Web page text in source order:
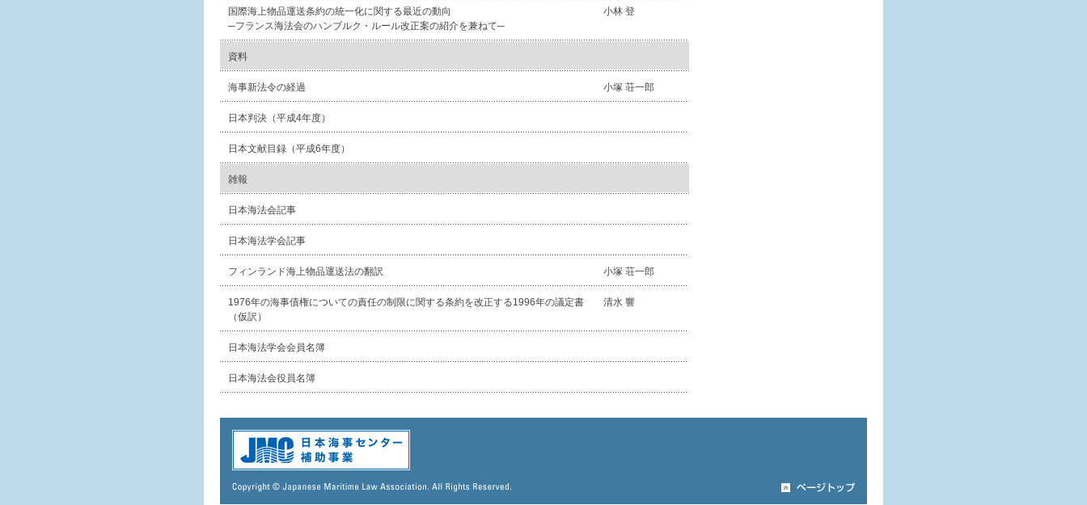
国際海上物品運送条約の統一化に関する最近の動向
─フランス海法会のハンブルク・ルール改正案の紹介を兼ねて─
小林 登
資料
海事新法令の経過 小塚 荘一郎
日本判決（平成4年度）
日本文献目録（平成6年度）
雑報
日本海法会記事
日本海法学会記事
フィンランド海上物品運送法の翻訳 小塚 荘一郎
1976年の海事債権についての責任の制限に関する条約を改正する1996年の議定書
（仮訳）
清水 響
日本海法学会会員名簿
日本海法会役員名簿